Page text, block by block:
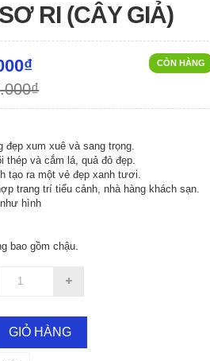
RI (CÂY GIẢ)
CÒN HÀNG
xum xuê và sang trọng.
thép và cắm lá, quả đỏ đẹp.
tạo ra một vẻ đẹp xanh tươi.
trang trí tiểu cảnh, nhà hàng khách sạn.
hình
bao gồm chậu.
GIỎ HÀNG